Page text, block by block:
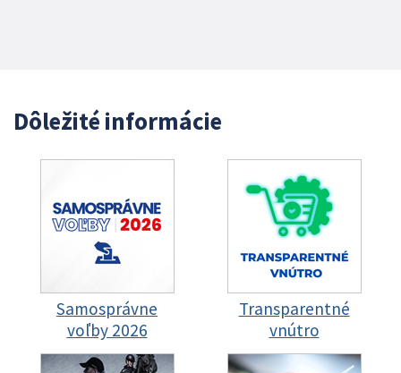
Dôležité informácie
Samosprávne
voľby 2026
Transparentné
vnútro